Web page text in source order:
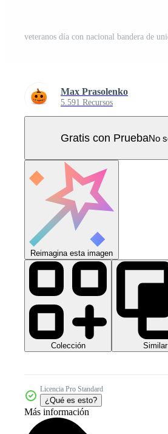
Max Prasolenko
5.591 Recursos
Gratis con PruebaNo
Reimagina esta imagen
Colección Similar
Licencia Pro Standard
¿Qué es esto?
Más información